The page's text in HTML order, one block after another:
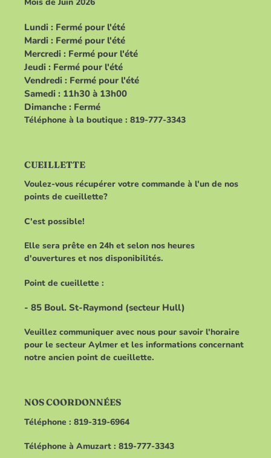
Mois de Juin 2026
Lundi : Fermé pour l'été
Mardi : Fermé pour l'été
Mercredi : Fermé pour l'été
Jeudi : Fermé pour l'été
Vendredi : Fermé pour l'été
Samedi : 11h30 à 13h00
Dimanche : Fermé
Téléphone à la boutique : 819-777-3343
CUEILLETTE
Voulez-vous récupérer votre commande à l'un de nos
points de cueillette?
C'est possible!
Elle sera prête en 24h et selon nos heures
d'ouvertures et nos disponibilités.
Point de cueillette :
- 85 Boul. St-Raymond (secteur Hull)
Veuillez communiquer avec nous pour savoir l'horaire
pour le secteur Aylmer et les informations concernant
notre ancien point de cueillette.
NOS COORDONNÉES
Téléphone : 819-319-6964
Téléphone à Amuzart : 819-777-3343